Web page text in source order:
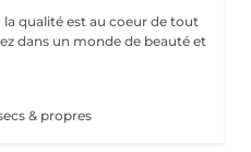
qualité est au coeur de tout
dans un monde de beauté et
& propres